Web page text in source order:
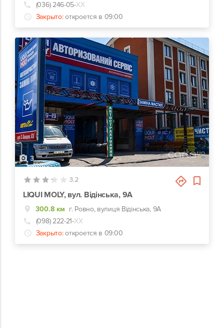
(036) 246-05-ХХ
Закрыто: откроется в 09:00
3
3.2
LIQUI MOLY, вул. Відінська, 9А
300.8 км г. Ровно, вулиця Відінська, 9А
(098) 222-21-ХХ
Закрыто: откроется в 09:00